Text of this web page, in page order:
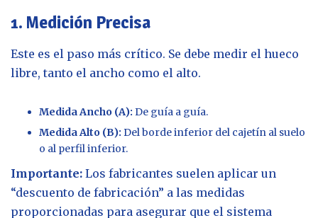
1. Medición Precisa
Este es el paso más crítico. Se debe medir el hueco
libre, tanto el ancho como el alto.
Medida Ancho (A): De guía a guía.
Medida Alto (B): Del borde inferior del cajetín al suelo
o al perfil inferior.
Importante: Los fabricantes suelen aplicar un
“descuento de fabricación” a las medidas
proporcionadas para asegurar que el sistema